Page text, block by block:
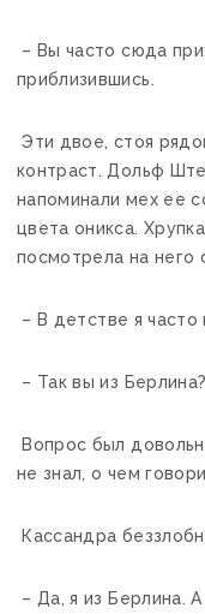
– Вы часто сюда
приблизившись.
Эти двое, стоя
контраст. Дольф
напоминали мех ее
цвета оникса.
посмотрела на него
– В детстве я
– Так вы из Берлина?
Вопрос был
не знал, о чем
Кассандра
– Да, я из Берлина.